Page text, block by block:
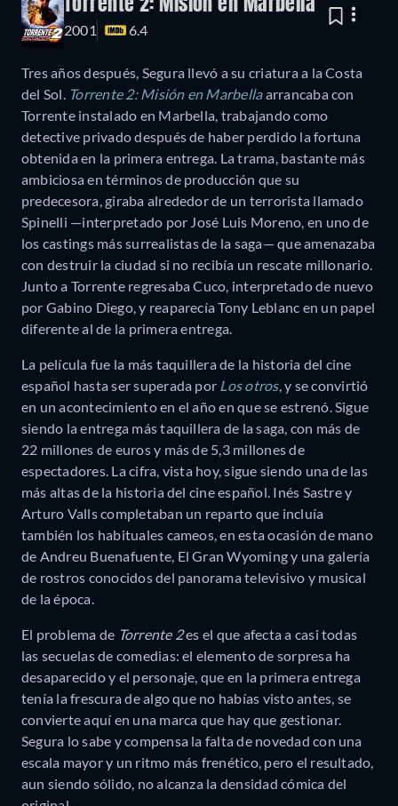
Torrente 2: Misión en Marbella
2001 6.4
Tres años después, Segura llevó a su criatura a la Costa
del Sol. Torrente 2: Misión en Marbellaarrancaba con
Torrente instalado en Marbella, trabajando como
detective privado después de haber perdido la fortuna
obtenida en la primera entrega. La trama, bastante más
ambiciosa en términos de producción que su
predecesora, giraba alrededor de un terrorista llamado
Spinelli —interpretado por José Luis Moreno, en uno de
los castings más surrealistas de la saga— que amenazaba
con destruir la ciudad si no recibía un rescate millonario.
Junto a Torrente regresaba Cuco, interpretado de nuevo
por Gabino Diego, y reaparecía Tony Leblanc en un papel
diferente al de la primera entrega.
La película fue la más taquillera de la historia del cine
español hasta ser superada por Los otros, y se convirtió
en un acontecimiento en el año en que se estrenó. Sigue
siendo la entrega más taquillera de la saga, con más de
22 millones de euros y más de 5,3 millones de
espectadores. La cifra, vista hoy, sigue siendo una de las
más altas de la historia del cine español. Inés Sastre y
Arturo Valls completaban un reparto que incluía
también los habituales cameos, en esta ocasión de mano
de Andreu Buenafuente, El Gran Wyoming y una galería
de rostros conocidos del panorama televisivo y musical
de la época.
El problema de Torrente 2es el que afecta a casi todas
las secuelas de comedias: el elemento de sorpresa ha
desaparecido y el personaje, que en la primera entrega
tenía la frescura de algo que no habías visto antes, se
convierte aquí en una marca que hay que gestionar.
Segura lo sabe y compensa la falta de novedad con una
escala mayor y un ritmo más frenético, pero el resultado,
aun siendo sólido, no alcanza la densidad cómica del